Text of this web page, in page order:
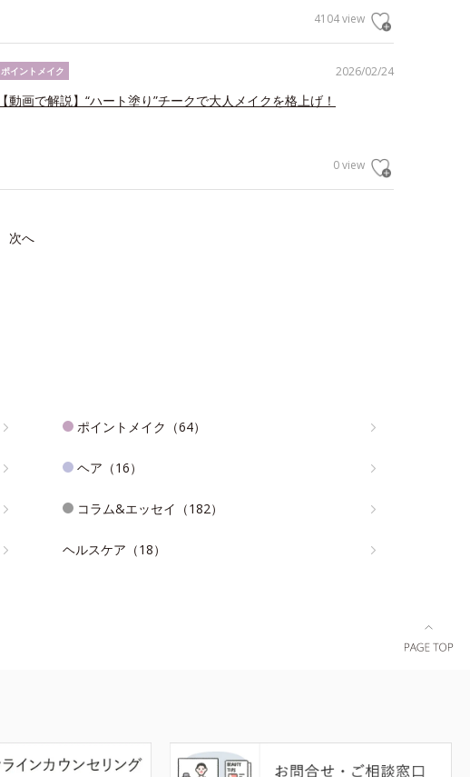
4104 view
2026/02/24
ポイントメイク
【動画で解説】“ハート塗り”チークで大人メイクを格上げ！
0 view
次へ
ポイントメイク（64）
ヘア（16）
コラム&エッセイ（182）
ヘルスケア（18）